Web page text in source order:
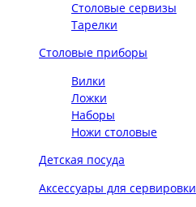
Столовые сервизы
Тарелки
Столовые приборы
Вилки
Ложки
Наборы
Ножи столовые
Детская посуда
Аксессуары для сервировки